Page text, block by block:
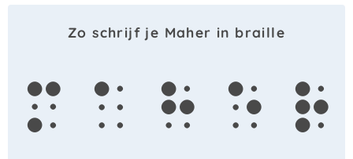
Zo schrijf je Maher in braille
m a h e r